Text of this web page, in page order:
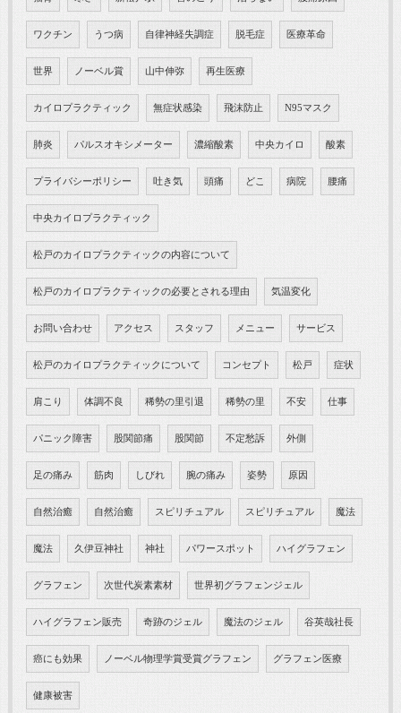
ワクチン うつ病 自律神経失調症 脱毛症 医療革命
世界 ノーベル賞 山中伸弥 再生医療
カイロプラクティック 無症状感染 飛沫防止 N95マスク
肺炎 パルスオキシメーター 濃縮酸素 中央カイロ 酸素
プライバシーポリシー 吐き気 頭痛 どこ 病院 腰痛
中央カイロプラクティック
松戸のカイロプラクティックの内容について
松戸のカイロプラクティックの必要とされる理由 気温変化
お問い合わせ アクセス スタッフ メニュー サービス
松戸のカイロプラクティックについて コンセプト 松戸 症状
肩こり 体調不良 稀勢の里引退 稀勢の里 不安 仕事
パニック障害 股関節痛 股関節 不定愁訴 外側
足の痛み 筋肉 しびれ 腕の痛み 姿勢 原因
自然治癒 自然治癒 スピリチュアル スピリチュアル 魔法
魔法 久伊豆神社 神社 パワースポット ハイグラフェン
グラフェン 次世代炭素素材 世界初グラフェンジェル
ハイグラフェン販売 奇跡のジェル 魔法のジェル 谷英哉社長
癌にも効果 ノーベル物理学賞受賞グラフェン グラフェン医療
健康被害